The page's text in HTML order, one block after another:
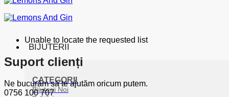
BIJUTERII
CATEGORII
Bijuterii Noi
Unable to locate the requested list
Suport clienți
Ne bucurăm să te ajutăm oricum putem.
0756 100 707